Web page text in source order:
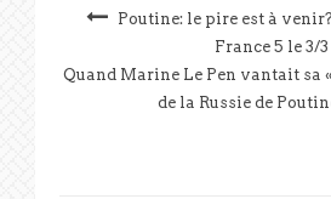
Poutine: le pire est à
France 5 le 3/3
Quand Marine Le Pen vantait sa
de la Russie de